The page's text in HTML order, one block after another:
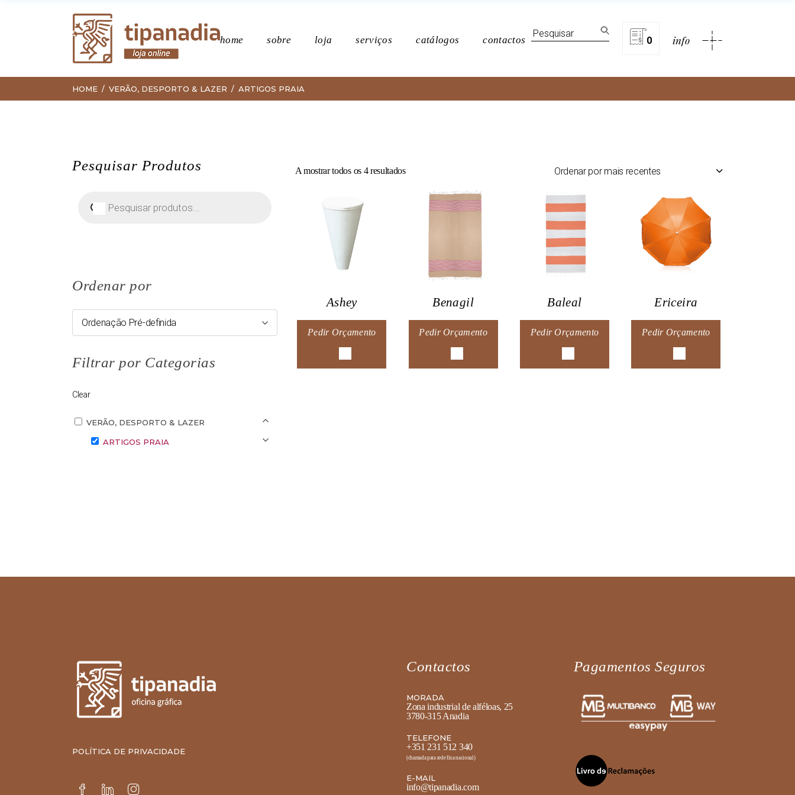
home sobre loja serviços catálogos contactos
Search
for:
0 info
Política de privacidade
HOME VERÃO, DESPORTO & LAZER ARTIGOS PRAIA
A mostrar todos os 4 resultadosOrdenado
por
recentes
Ordenar por mais recentes
Ashey
Pedir Orçamento
Benagil
Pedir Orçamento
Baleal
Pedir Orçamento
Ericeira
Pedir Orçamento
Pesquisar Produtos
produtos
Ordenar por
Ordenação Pré-definida
Filtrar por Categorias
Clear
VERÃO, DESPORTO & LAZER
ARTIGOS PRAIA
POLÍTICA DE PRIVACIDADE
Contactos
MORADA
Zona industrial de alféloas, 25
3780-315 Anadia
TELEFONE
+351 231 512 340
(chamada para rede fixa nacional)
E-MAIL
info@tipanadia.com
Pagamentos Seguros